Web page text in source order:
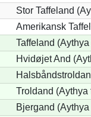
Stor Taffeland
Amerikansk
Taffeland
Hvidøjet And
Troldand (Aythya
Bjergand